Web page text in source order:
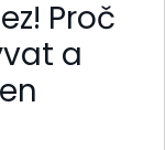
Proč
a